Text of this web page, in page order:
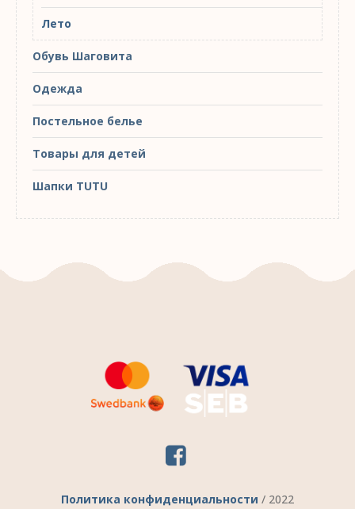
Лето
Обувь Шаговита
Одежда
Постельное белье
Товары для детей
Шапки TUTU
Политика конфиденциальности / 2022